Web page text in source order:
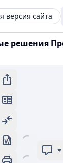
версия сайта
решения